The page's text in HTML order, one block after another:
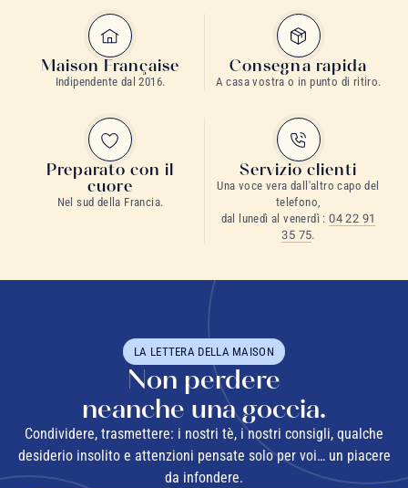
Maison Française
Indipendente dal 2016.
Consegna rapida
A casa vostra o in punto di ritiro.
Preparato con il
cuore
Nel sud della Francia.
Servizio clienti
Una voce vera dall'altro capo del
telefono,
dal lunedì al venerdì :04 22 91
35 75.
LA LETTERA DELLA MAISON
Non perdere
neanche una goccia.
Condividere, trasmettere: i nostri tè, i nostri consigli, qualche
desiderio insolito e attenzioni pensate solo per voi… un piacere
da infondere.